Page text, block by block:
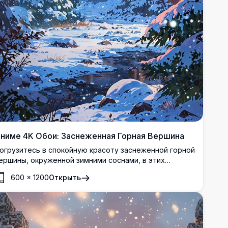
4K Обои: Заснеженная Горная Вершина
в спокойную красоту заснеженной горной
окруженной зимними соснами, в этих
аниме обоях с разрешением 4K.
для тех, кто любит спокойствие природы,
с очарованием аниме-искусства.
600 × 1200Открыть